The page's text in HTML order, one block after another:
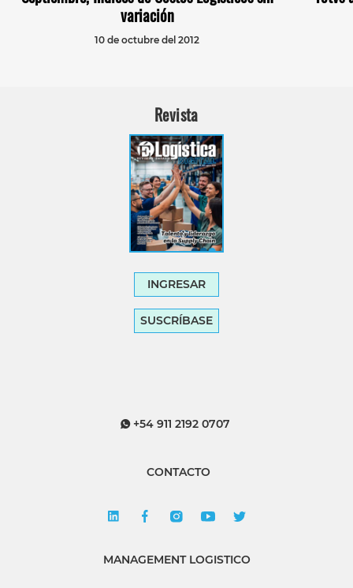
variación
10 de octubre del 2012
Revista
INGRESAR
SUSCRÍBASE
+54 911 2192 0707
CONTACTO
MANAGEMENT LOGISTICO